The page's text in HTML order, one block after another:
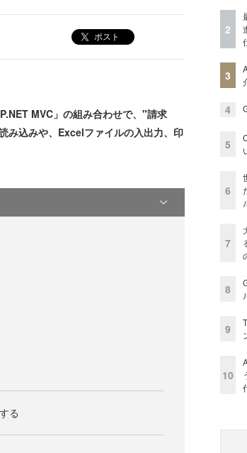
ポスト
MVC」の組み合わせで、"請求
み込みや、Excelファイルの入出力、印
る
2
3
4
5
6
7
8
9
10